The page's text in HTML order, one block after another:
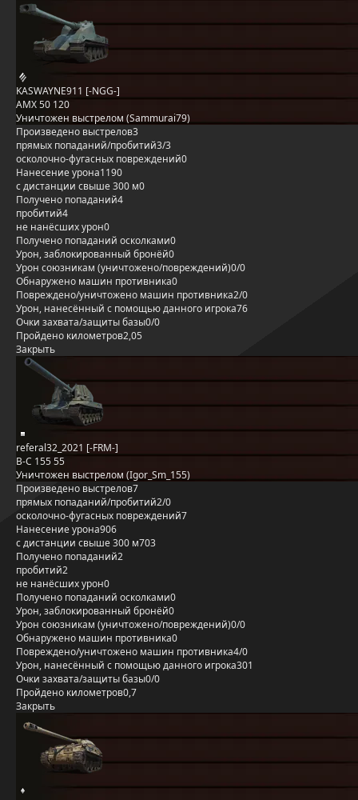
KASWAYNE911 [-NGG-]
AMX 50 120
Уничтожен выстрелом (Sammurai79)
Произведено выстрелов3
прямых попаданий/пробитий3/3
осколочно-фугасных повреждений0
Нанесение урона1190
с дистанции свыше 300 м0
Получено попаданий4
пробитий4
не нанёсших урон0
Получено попаданий осколками0
Урон, заблокированный бронёй0
Урон союзникам (уничтожено/повреждений)0/0
Обнаружено машин противника0
Повреждено/уничтожено машин противника2/0
Урон, нанесённый с помощью данного игрока76
Очки захвата/защиты базы0/0
Пройдено километров2,05
Закрыть
referal32_2021 [-FRM-]
B-C 155 55
Уничтожен выстрелом (Igor_Sm_155)
Произведено выстрелов7
прямых попаданий/пробитий2/0
осколочно-фугасных повреждений7
Нанесение урона906
с дистанции свыше 300 м703
Получено попаданий2
пробитий2
не нанёсших урон0
Получено попаданий осколками0
Урон, заблокированный бронёй0
Урон союзникам (уничтожено/повреждений)0/0
Обнаружено машин противника0
Повреждено/уничтожено машин противника4/0
Урон, нанесённый с помощью данного игрока301
Очки захвата/защиты базы0/0
Пройдено километров0,7
Закрыть